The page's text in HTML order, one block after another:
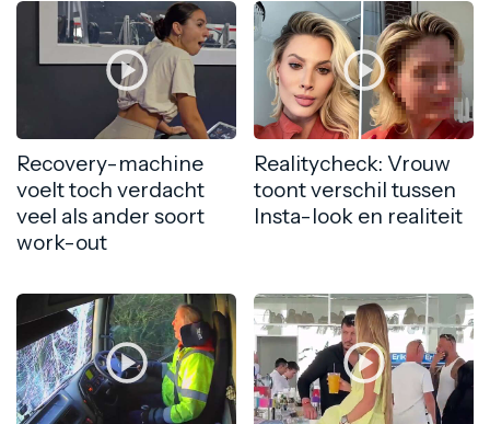
Recovery-machine
voelt toch verdacht
veel als ander soort
work-out
Realitycheck: Vrouw
toont verschil tussen
Insta-look en realiteit